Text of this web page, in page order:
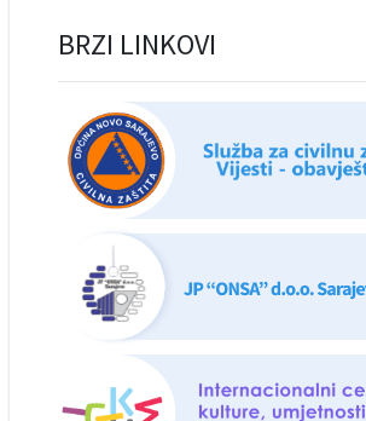
BRZI LINKOVI